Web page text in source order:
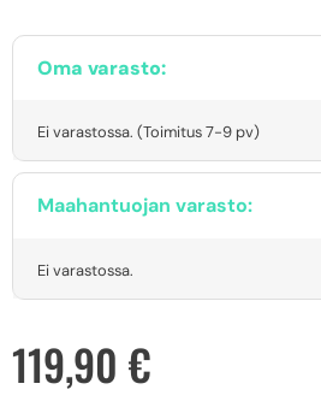
Oma varasto:
Ei varastossa. (Toimitus 7-9 pv)
Maahantuojan varasto:
Ei varastossa.
119,90 €